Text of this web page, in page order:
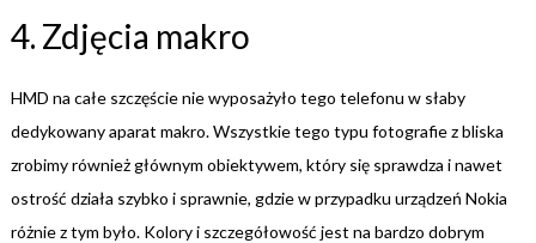
4. Zdjęcia makro
HMD na całe szczęście nie wyposażyło tego telefonu w słaby
dedykowany aparat makro. Wszystkie tego typu fotografie z bliska
zrobimy również głównym obiektywem, który się sprawdza i nawet
ostrość działa szybko i sprawnie, gdzie w przypadku urządzeń Nokia
różnie z tym było. Kolory i szczegółowość jest na bardzo dobrym